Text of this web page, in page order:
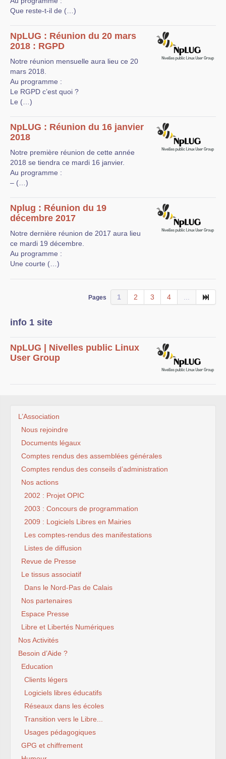
Que reste-t-il de (…)
NpLUG : Réunion du 20 mars
2018 : RGPD
Notre réunion mensuelle aura lieu ce 20
mars 2018.
Au programme :
Le RGPD c’est quoi ?
Le (…)
NpLUG : Réunion du 16 janvier
2018
Notre première réunion de cette année
2018 se tiendra ce mardi 16 janvier.
Au programme :
– (…)
Nplug : Réunion du 19
décembre 2017
Notre dernière réunion de 2017 aura lieu
ce mardi 19 décembre.
Au programme :
Une courte (…)
Pages 1 2 3 4
info 1 site
NpLUG | Nivelles public Linux
User Group
L’Association
Nous rejoindre
Documents légaux
Comptes rendus des assemblées générales
Comptes rendus des conseils d’administration
Nos actions
2002 : Projet OPIC
2003 : Concours de programmation
2009 : Logiciels Libres en Mairies
Les comptes-rendus des manifestations
Listes de diffusion
Revue de Presse
Le tissus associatif
Dans le Nord-Pas de Calais
Nos partenaires
Espace Presse
Libre et Libertés Numériques
Nos Activités
Besoin d’Aide ?
Education
Clients légers
Logiciels libres éducatifs
Réseaux dans les écoles
Transition vers le Libre...
Usages pédagogiques
GPG et chiffrement